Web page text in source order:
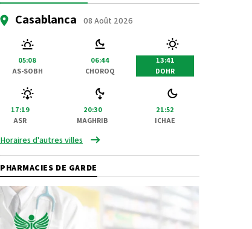
Casablanca 08 Août 2026
05:08
AS-SOBH
06:44
CHOROQ
13:41
DOHR
17:19
ASR
20:30
MAGHRIB
21:52
ICHAE
Horaires d'autres villes
PHARMACIES DE GARDE